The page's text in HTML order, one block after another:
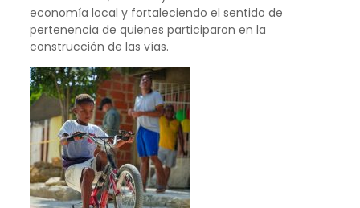
economía local y fortaleciendo el sentido de
pertenencia de quienes participaron en la
construcción de las vías.